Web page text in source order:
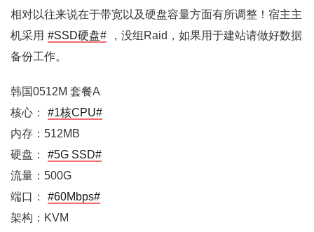
相对以往来说在于带宽以及硬盘容量方面有所调整！宿主主
机采用 #SSD硬盘#
，没组Raid，如果用于建站请做好数据
备份工作。
韩国0512M 套餐A
核心：
#1核CPU#
内存：512MB
硬盘：
#5G SSD#
流量：500G
端口：
#60Mbps#
架构：KVM